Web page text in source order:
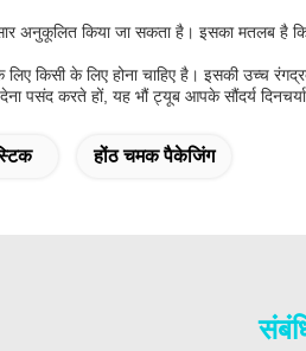
अनुकूलित किया जा सकता है। इसका मतलब
लिए किसी के लिए होना चाहिए है। इसकी
पसंद करते हों, यह भौं ट्यूब आपके सौंदर्य
होंठ चमक पैकेजिंग